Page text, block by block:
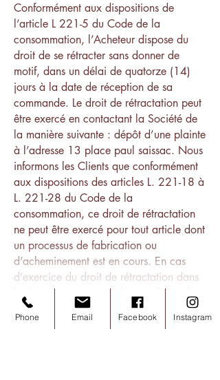
Conformément aux dispositions de
l’article L 221-5 du Code de la
consommation, l’Acheteur dispose du
droit de se rétracter sans donner de
motif, dans un délai de quatorze (14)
jours à la date de réception de sa
commande. Le droit de rétractation peut
être exercé en contactant la Société de
la manière suivante : dépôt d’une plainte
à l’adresse 13 place paul saissac. Nous
informons les Clients que conformément
aux dispositions des articles L. 221-18 à
L. 221-28 du Code de la
consommation, ce droit de rétractation
ne peut être exercé pour tout article dont
un processus de fabrication ou
d’acheminement est en cours. En cas
d’exercice du droit de rétractation dans
le délai susmentionné, le prix du ou des
produits achetés et les frais d’envoi
seront remboursés, les frais de retour
Phone Email Facebook Instagram